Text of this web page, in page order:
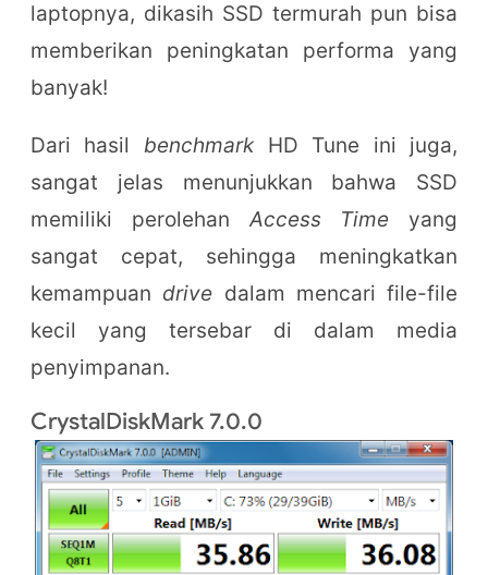
laptopnya, dikasih SSD termurah pun bisa
memberikan peningkatan performa yang
banyak!
Dari hasil benchmark HD Tune ini juga,
sangat jelas menunjukkan bahwa SSD
memiliki perolehanAccess Time yang
sangat cepat, sehingga meningkatkan
kemampuan drive dalam mencari file-file
kecil yang tersebar di dalam media
penyimpanan.
CrystalDiskMark 7.0.0